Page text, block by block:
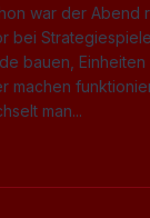
war der Abend
bei
bauen,
machen
man...